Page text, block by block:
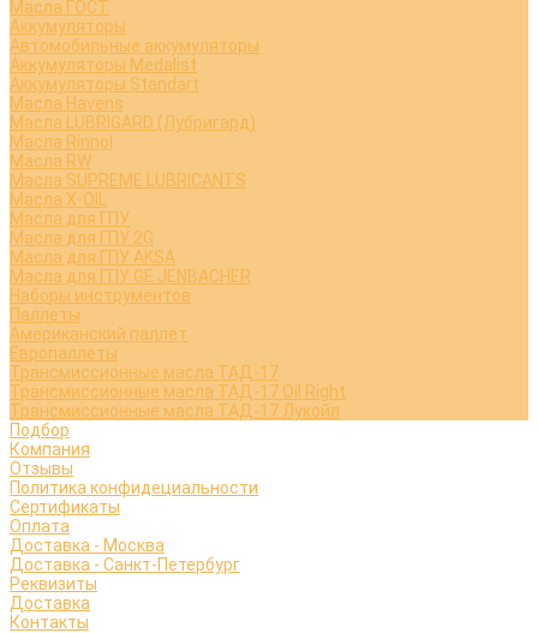
Масла ГОСТ
Аккумуляторы
Автомобильные аккумуляторы
Аккумуляторы Medalist
Аккумуляторы Standart
Масла Havens
Масла LUBRIGARD (Лубригард)
Масла Rinnol
Масла RW
Масла SUPREME LUBRICANTS
Масла X-OIL
Масла для ГПУ
Масла для ГПУ 2G
Масла для ГПУ AKSA
Масла для ГПУ GE JENBACHER
Наборы инструментов
Паллеты
Американский паллет
Европаллеты
Трансмиссионные масла ТАД-17
Трансмиссионные масла ТАД-17 Oil Right
Трансмиссионные масла ТАД-17 Лукойл
Подбор
Компания
Отзывы
Политика конфидециальности
Сертификаты
Оплата
Доставка - Москва
Доставка - Санкт-Петербург
Реквизиты
Доставка
Контакты